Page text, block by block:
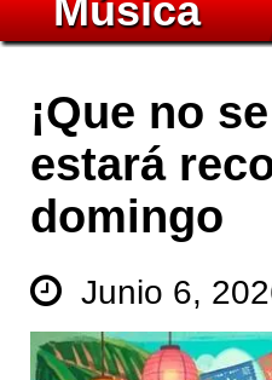
Música
¡Que no
estará
domingo
Junio 6,